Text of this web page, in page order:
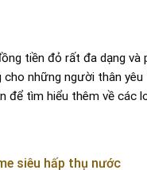
tiền đỏ rất đa dạng
cho những người thân
để tìm hiểu thêm về các
siêu hấp thụ nước